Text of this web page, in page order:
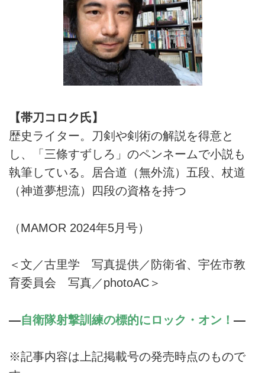
【帯刀コロク氏】
歴史ライター。刀剣や剣術の解説を得意と
し、「三條すずしろ」のペンネームで小説も
執筆している。居合道（無外流）五段、杖道
（神道夢想流）四段の資格を持つ
（MAMOR 2024年5月号）
＜文／古里学 写真提供／防衛省、宇佐市教
育委員会 写真／photoAC＞
―自衛隊射撃訓練の標的にロック・オン！ ―
※記事内容は上記掲載号の発売時点のもので